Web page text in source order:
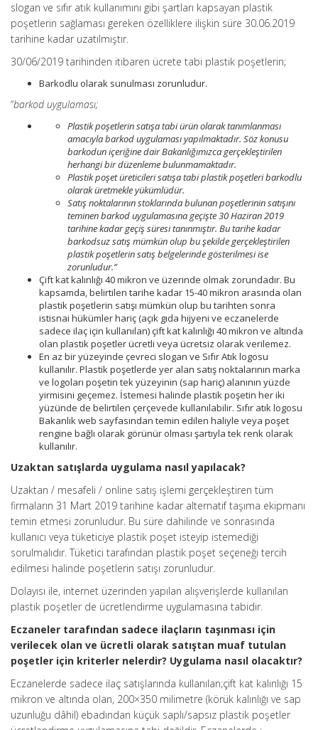
slogan ve sıfır atık kullanımını gibi şartları kapsayan plastik
poşetlerin sağlaması gereken özelliklere ilişkin süre 30.06.2019
tarihine kadar uzatılmıştır.
30/06/2019 tarihinden itibaren ücrete tabi plastik poşetlerin;
Barkodlu olarak sunulması zorunludur.
“barkod uygulaması;
Plastik poşetlerin satışa tabi ürün olarak tanımlanması
amacıyla barkod uygulaması yapılmaktadır. Söz konusu
barkodun içeriğine dair Bakanlığımızca gerçekleştirilen
herhangi bir düzenleme bulunmamaktadır.
Plastik poşet üreticileri satışa tabi plastik poşetleri barkodlu
olarak üretmekle yükümlüdür.
Satış noktalarının stoklarında bulunan poşetlerinin satışını
teminen barkod uygulamasına geçişte 30 Haziran 2019
tarihine kadar geçiş süresi tanınmıştır. Bu tarihe kadar
barkodsuz satış mümkün olup bu şekilde gerçekleştirilen
plastik poşetlerin satış belgelerinde gösterilmesi ise
zorunludur.”
Çift kat kalınlığı 40 mikron ve üzerinde olmak zorundadır. Bu
kapsamda, belirtilen tarihe kadar 15-40 mikron arasında olan
plastik poşetlerin satışı mümkün olup bu tarihten sonra
istisnai hükümler hariç (açık gıda hijyeni ve eczanelerde
sadece ilaç için kullanılan) çift kat kalınlığı 40 mikron ve altında
olan plastik poşetler ücretli veya ücretsiz olarak verilemez.
En az bir yüzeyinde çevreci slogan ve Sıfır Atık logosu
kullanılır. Plastik poşetlerde yer alan satış noktalarının marka
ve logoları poşetin tek yüzeyinin (sap hariç) alanının yüzde
yirmisini geçemez. İstemesi halinde plastik poşetin her iki
yüzünde de belirtilen çerçevede kullanılabilir. Sıfır atık logosu
Bakanlık web sayfasından temin edilen haliyle veya poşet
rengine bağlı olarak görünür olması şartıyla tek renk olarak
kullanılır.
Uzaktan satışlarda uygulama nasıl yapılacak?
Uzaktan / mesafeli / online satış işlemi gerçekleştiren tüm
firmaların 31 Mart 2019 tarihine kadar alternatif taşıma ekipmanı
temin etmesi zorunludur. Bu süre dahilinde ve sonrasında
kullanıcı veya tüketiciye plastik poşet isteyip istemediği
sorulmalıdır. Tüketici tarafından plastik poşet seçeneği tercih
edilmesi halinde poşetlerin satışı zorunludur.
Dolayısı ile, internet üzerinden yapılan alışverişlerde kullanılan
plastik poşetler de ücretlendirme uygulamasına tabidir.
Eczaneler tarafından sadece ilaçların taşınması için
verilecek olan ve ücretli olarak satıştan muaf tutulan
poşetler için kriterler nelerdir? Uygulama nasıl olacaktır?
Eczanelerde sadece ilaç satışlarında kullanılan;çift kat kalınlığı 15
mikron ve altında olan, 200×350 milimetre (körük kalınlığı ve sap
uzunluğu dâhil) ebadından küçük saplı/sapsız plastik poşetler